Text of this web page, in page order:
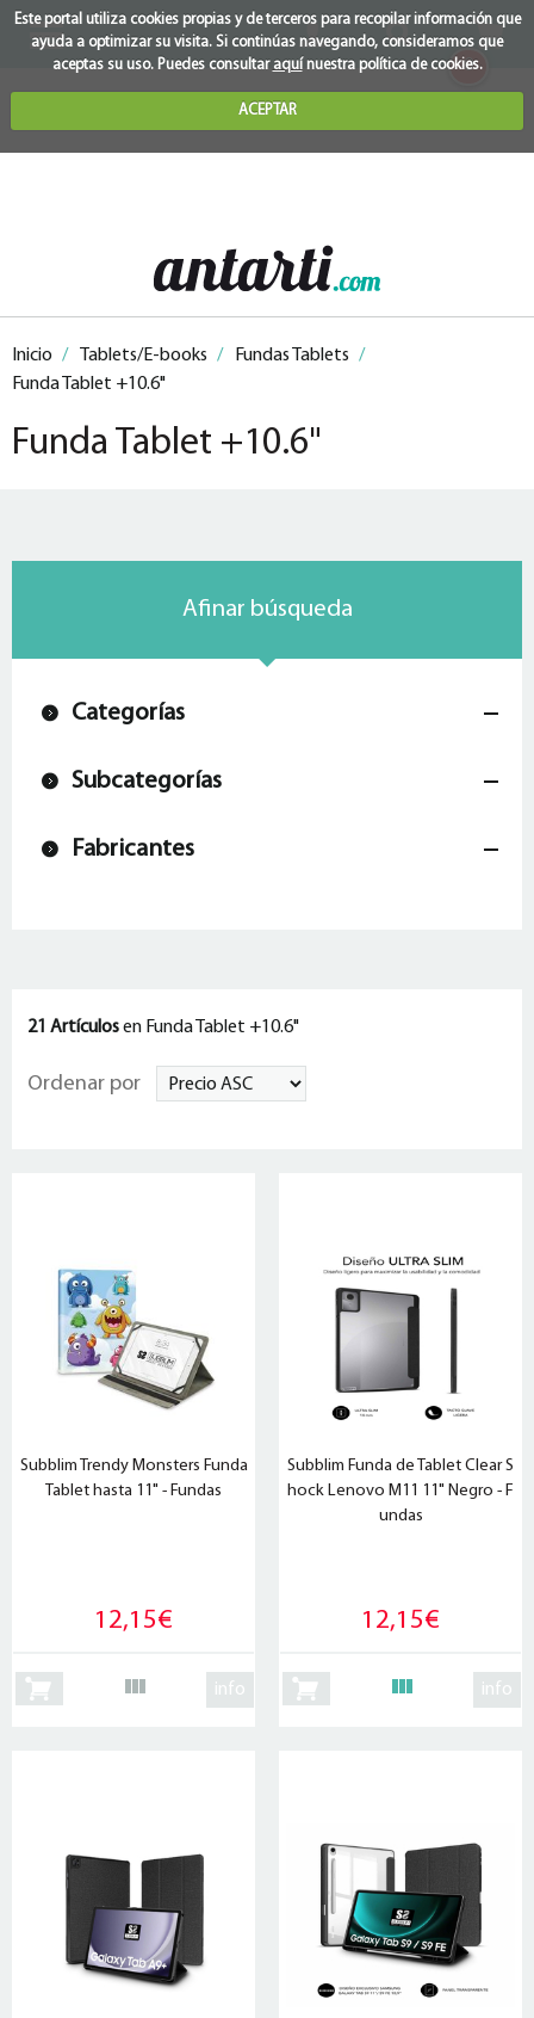
Este portal utiliza cookies propias y de terceros para recopilar información que
ayuda a optimizar su visita. Si continúas navegando, consideramos que
aceptas su uso. Puedes consultar aquínuestra política de cookies.
ACEPTAR
0
Inicio / Tablets/E-books / Fundas Tablets /
Funda Tablet +10.6"
Funda Tablet +10.6"
Afinar búsqueda
Categorías
Subcategorías
Fabricantes
21 Artículosen Funda Tablet +10.6"
Ordenar por
Subblim Trendy Monsters Funda
Tablet hasta 11" - Fundas
12,15€
info
Subblim Funda de Tablet Clear S
hock Lenovo M11 11" Negro - F
undas
12,15€
info